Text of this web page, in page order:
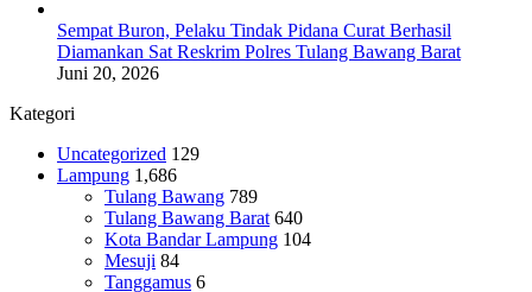
Sempat Buron, Pelaku Tindak Pidana Curat Berhasil
Diamankan Sat Reskrim Polres Tulang Bawang Barat
Juni 20, 2026
Kategori
Uncategorized 129
Lampung 1,686
Tulang Bawang 789
Tulang Bawang Barat 640
Kota Bandar Lampung 104
Mesuji 84
Tanggamus 6